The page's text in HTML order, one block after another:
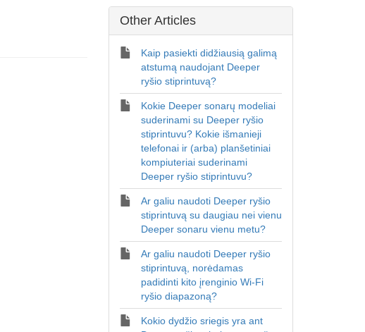
Other Articles
Kaip pasiekti didžiausią galimą
atstumą naudojant Deeper
ryšio stiprintuvą?
Kokie Deeper sonarų modeliai
suderinami su Deeper ryšio
stiprintuvu? Kokie išmanieji
telefonai ir (arba) planšetiniai
kompiuteriai suderinami
Deeper ryšio stiprintuvu?
Ar galiu naudoti Deeper ryšio
stiprintuvą su daugiau nei vienu
Deeper sonaru vienu metu?
Ar galiu naudoti Deeper ryšio
stiprintuvą, norėdamas
padidinti kito įrenginio Wi-Fi
ryšio diapazoną?
Kokio dydžio sriegis yra ant